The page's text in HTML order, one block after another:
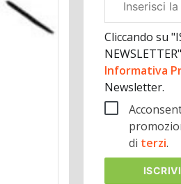
aziendale
Cliccando su
Informativa
Newsletter.
di terzi.